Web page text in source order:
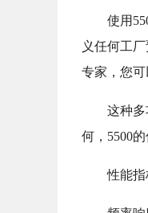
使用
义任何工
专家，您
这种
何，5500
性能